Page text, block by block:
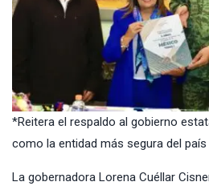
*Reitera el respaldo al gobierno
como la entidad más segura del país
La gobernadora Lorena Cuéllar